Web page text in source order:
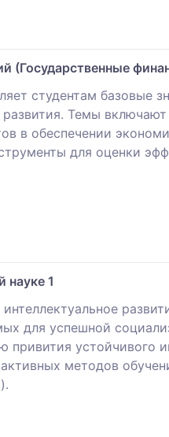
(Государственные
студентам базовые
Темы
в обеспечении
для оценки
науке 1
интеллектуальное
для успешной
привития устойчивого
методов